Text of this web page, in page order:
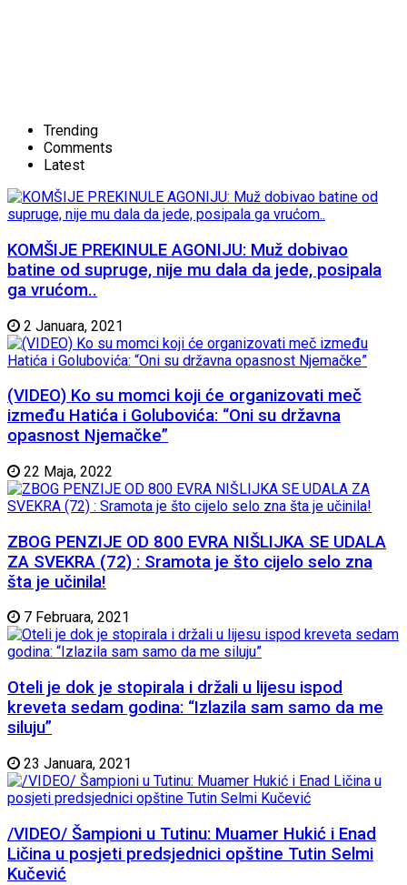
Trending
Comments
Latest
KOMŠIJE PREKINULE AGONIJU: Muž dobivao
batine od supruge, nije mu dala da jede, posipala
ga vrućom..
2 Januara, 2021
(VIDEO) Ko su momci koji će organizovati meč
između Hatića i Golubovića: “Oni su državna
opasnost Njemačke”
22 Maja, 2022
ZBOG PENZIJE OD 800 EVRA NIŠLIJKA SE UDALA
ZA SVEKRA (72) : Sramota je što cijelo selo zna
šta je učinila!
7 Februara, 2021
Oteli je dok je stopirala i držali u lijesu ispod
kreveta sedam godina: “Izlazila sam samo da me
siluju”
23 Januara, 2021
/VIDEO/ Šampioni u Tutinu: Muamer Hukić i Enad
Ličina u posjeti predsjednici opštine Tutin Selmi
Kučević